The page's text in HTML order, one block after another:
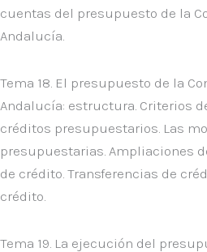
cuentas del presupuesto de la
Andalucía.
Tema 18. El presupuesto de la
Andalucía: estructura. Criterios
créditos presupuestarios. Las
presupuestarias. Ampliaciones
de crédito. Transferencias de
crédito.
Tema 19. La ejecución del